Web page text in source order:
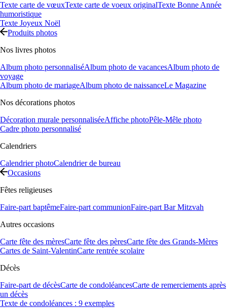
Texte carte de vœuxTexte carte de voeux originalTexte Bonne Année
humoristique
Texte Joyeux Noël
Produits photos
Nos livres photos
Album photo personnaliséAlbum photo de vacancesAlbum photo de
voyage
Album photo de mariageAlbum photo de naissanceLe Magazine
Nos décorations photos
Décoration murale personnaliséeAffiche photoPêle-Mêle photo
Cadre photo personnalisé
Calendriers
Calendrier photoCalendrier de bureau
Occasions
Fêtes religieuses
Faire-part baptêmeFaire-part communionFaire-part Bar Mitzvah
Autres occasions
Carte fête des mèresCarte fête des pèresCarte fête des Grands-Mères
Cartes de Saint-ValentinCarte rentrée scolaire
Décès
Faire-part de décèsCarte de condoléancesCarte de remerciements après
un décès
Texte de condoléances : 9 exemples